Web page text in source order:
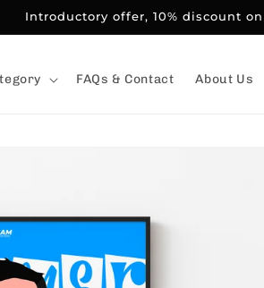
Introductory offer, 10% discount
FAQs & Contact About Us